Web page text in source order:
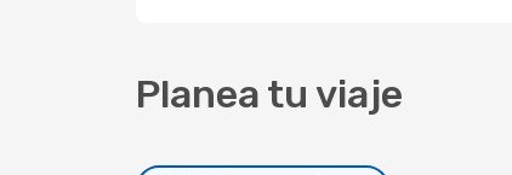
Planea tu viaje